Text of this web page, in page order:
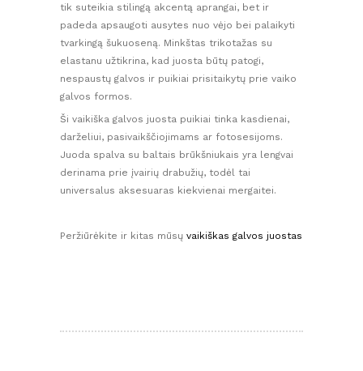
tik suteikia stilingą akcentą aprangai, bet ir
padeda apsaugoti ausytes nuo vėjo bei palaikyti
tvarkingą šukuoseną. Minkštas trikotažas su
elastanu užtikrina, kad juosta būtų patogi,
nespaustų galvos ir puikiai prisitaikytų prie vaiko
galvos formos.
Ši vaikiška galvos juosta puikiai tinka kasdienai,
darželiui, pasivaikščiojimams ar fotosesijoms.
Juoda spalva su baltais brūkšniukais yra lengvai
derinama prie įvairių drabužių, todėl tai
universalus aksesuaras kiekvienai mergaitei.
Peržiūrėkite ir kitas mūsų vaikiškas galvos juostas